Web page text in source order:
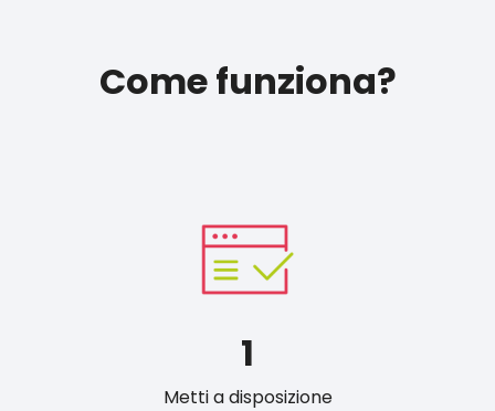
Come funziona?
1
Metti a disposizione